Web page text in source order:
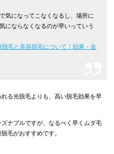
気になってこなくなるし、場所に
にならなくなるのが早いっていう
毛と美容脱毛について｜効果・金
る光脱毛よりも、高い脱毛効果を早
ナブルですが、なるべく早くムダ毛
毛がおすすめです。